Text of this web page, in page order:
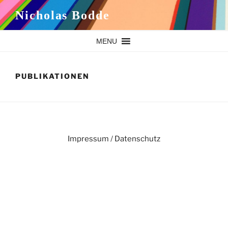
Zum
Inhalt
springen
Nicholas Bodde
MENU
PUBLIKATIONEN
Impressum / Datenschutz